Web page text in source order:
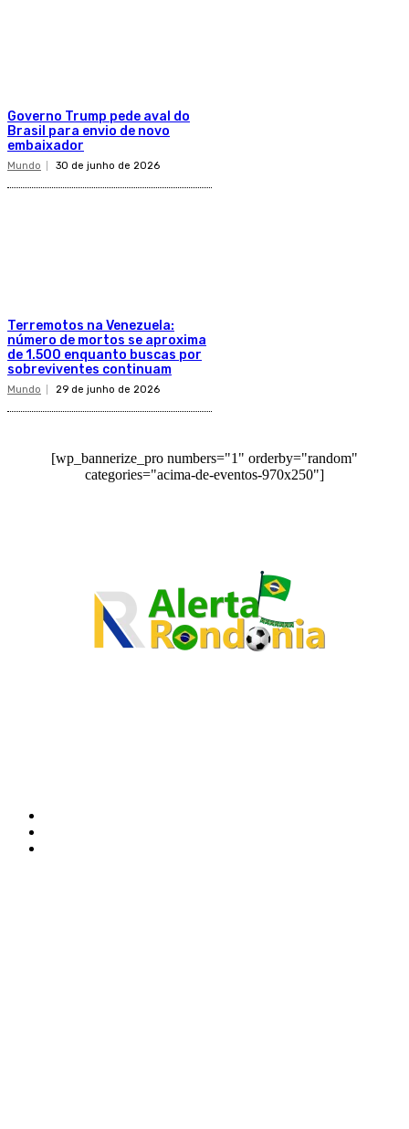
Governo Trump pede aval do
Brasil para envio de novo
embaixador
Mundo 30 de junho de 2026
Terremotos na Venezuela:
número de mortos se aproxima
de 1.500 enquanto buscas por
sobreviventes continuam
Mundo 29 de junho de 2026
[wp_bannerize_pro numbers="1" orderby="random"
categories="acima-de-eventos-970x250"]